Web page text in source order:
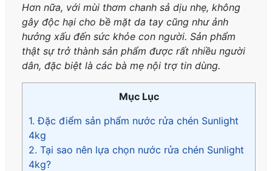
Hơn nữa, với mùi thơm chanh sả dịu nhẹ, không
gây độc hại cho bề mặt da tay cũng như ảnh
hưởng xấu đến sức khỏe con người. Sản phẩm
thật sự trở thành sản phẩm được rất nhiều người
dân, đặc biệt là các bà mẹ nội trợ tin dùng.
Mục Lục
1. Đặc điểm sản phẩm nước rửa chén Sunlight
4kg
2. Tại sao nên lựa chọn nước rửa chén Sunlight
4kg?